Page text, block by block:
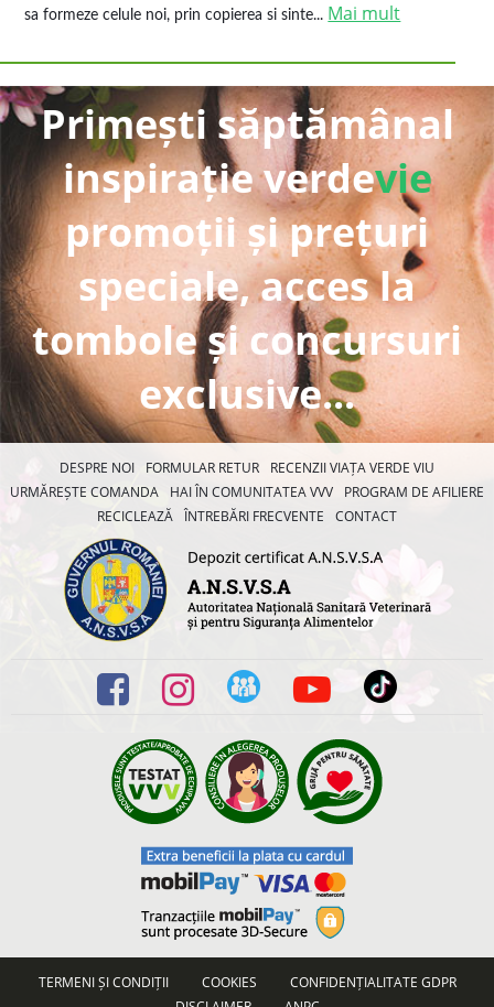
sa formeze celule noi, prin copierea si sinte... Mai mult
Primești săptămânal
inspirație verdevie
promoții și prețuri
speciale, acces la
tombole și concursuri
exclusive...
DESPRE NOI FORMULAR RETUR
RECENZII VIAȚA VERDE VIU
URMĂREȘTE COMANDA
HAI ÎN COMUNITATEA VVV
PROGRAM DE AFILIERE
RECICLEAZĂ ÎNTREBĂRI FRECVENTE CONTACT
TERMENI ȘI CONDIȚII COOKIES
CONFIDENȚIALITATE GDPR